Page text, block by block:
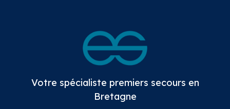
Votre spécialiste premiers secours en
Bretagne